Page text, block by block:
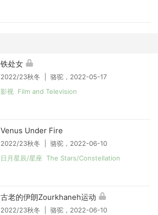
铁处女
2022/23秋冬 | 骆驼，2022-05-17
影视 Film and Television
Venus Under Fire
2022/23秋冬 | 骆驼，2022-06-10
日月星辰/星座 The Stars/Constellation
古老的伊朗Zourkhaneh运动
2022/23秋冬 | 骆驼，2022-06-10